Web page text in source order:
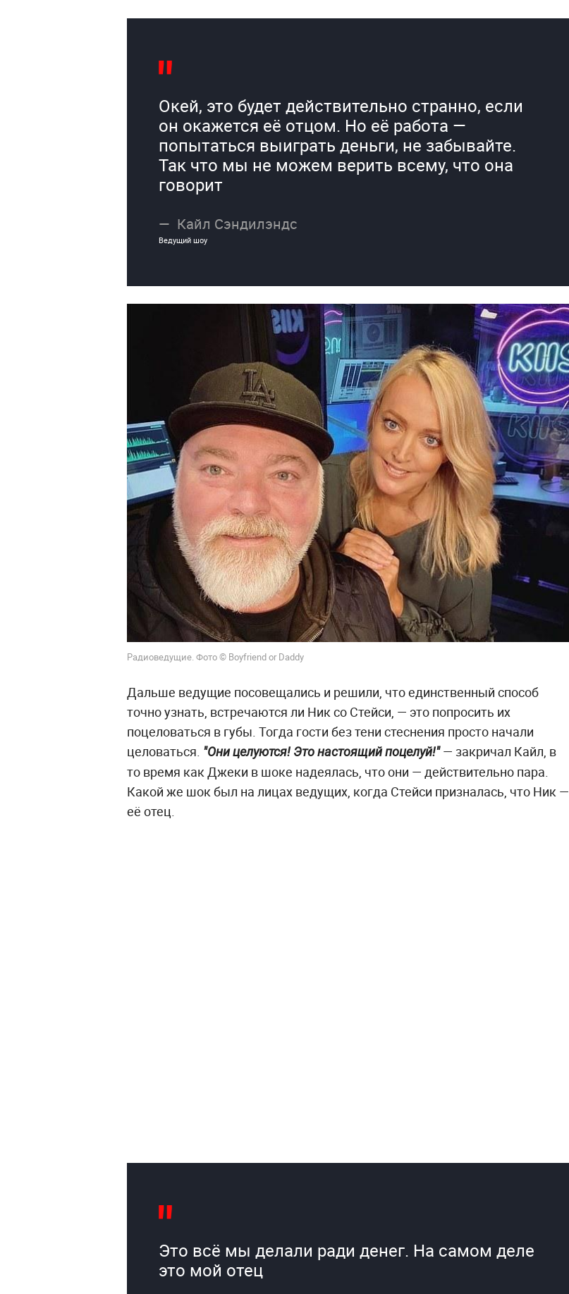
Окей, это будет действительно странно, если
он окажется её отцом. Но её работа —
попытаться выиграть деньги, не забывайте.
Так что мы не можем верить всему, что она
говорит
Кайл Сэндилэндс
Ведущий шоу
Радиоведущие. Фото © Boyfriend or Daddy
Дальше ведущие посовещались и решили, что единственный способ
точно узнать, встречаются ли Ник со Стейси, — это попросить их
поцеловаться в губы. Тогда гости без тени стеснения просто начали
целоваться. "Они целуются! Это настоящий поцелуй!"— закричал Кайл, в
то время как Джеки в шоке надеялась, что они — действительно пара.
Какой же шок был на лицах ведущих, когда Стейси призналась, что Ник —
её отец.
Это всё мы делали ради денег. На самом деле
это мой отец